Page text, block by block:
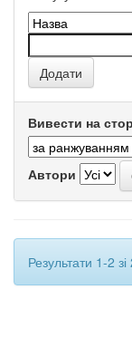
Вивести на
Автори
Результати 1-2 зі